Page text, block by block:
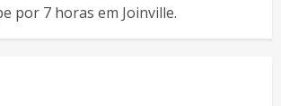
por 7 horas em Joinville.